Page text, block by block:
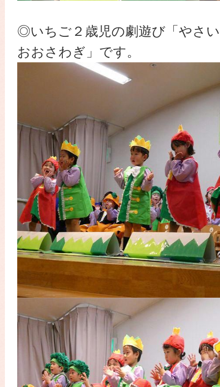
◎いちご２歳児の劇遊び「やさ
おおさわぎ」です。